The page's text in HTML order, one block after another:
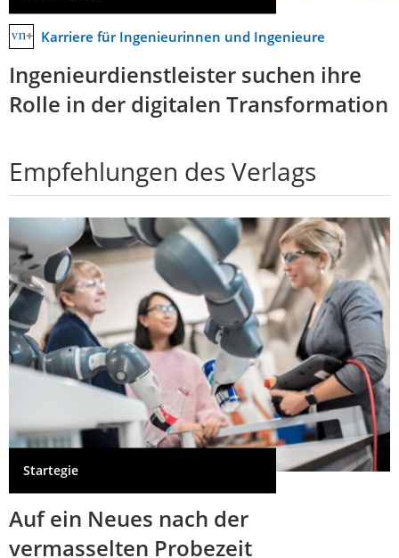
Karriere für Ingenieurinnen und Ingenieure
Ingenieurdienstleister suchen ihre
Rolle in der digitalen Transformation
Empfehlungen des Verlags
Startegie
Auf ein Neues nach der
vermasselten Probezeit